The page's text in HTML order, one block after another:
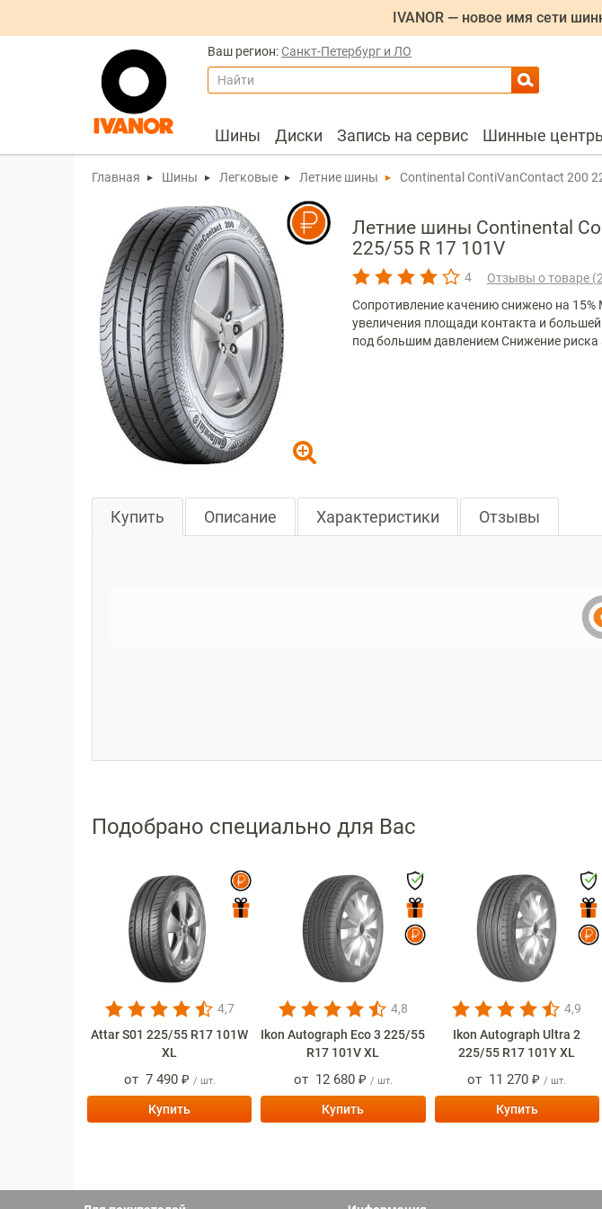
IVANOR — новое имя сети
Ваш регион:Санкт-Петербург и ЛО
Найти
Шины Диски Запись на сервис Шинные
Главная Шины Легковые Летние шины Continental ContiVanContact 200
Летние шины Continental
225/55 R 17 101V
4 Отзывы о товаре (2
Сопротивление качению снижено на
увеличения площади контакта и
под большим давлением Снижение риска
Купить Описание Характеристики Отзывы
Подобрано специально для Вас
4,7
Attar S01 225/55 R17 101W
XL
от 7 490 ₽ / шт.
Купить
4,8
Ikon Autograph Eco 3 225/55
R17 101V XL
от 12 680 ₽ / шт.
Купить
4,9
Ikon Autograph Ultra 2
225/55 R17 101Y XL
от 11 270 ₽ / шт.
Купить